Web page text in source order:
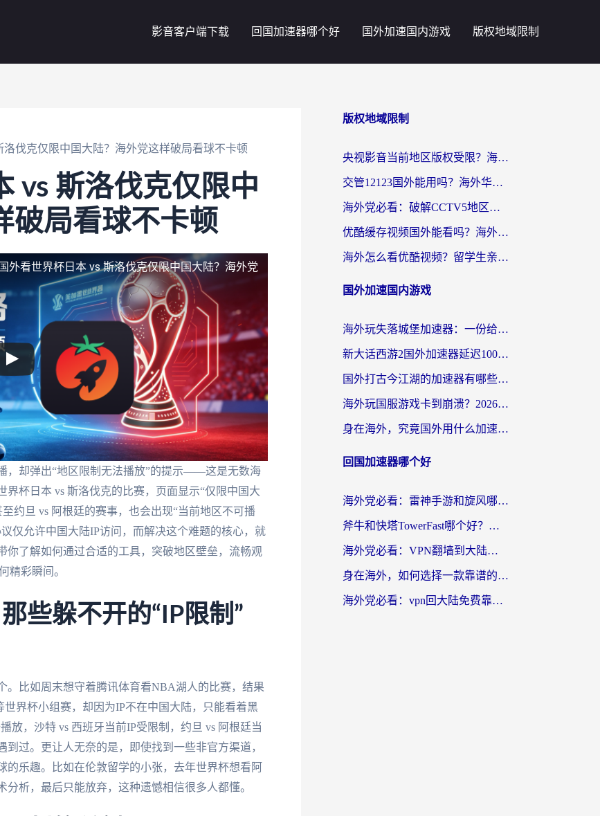
影音客户端下载 回国加速器哪个好 国外加速国内游戏 版权地域限制
洛伐克仅限中国大陆？海外党这样破局看球不卡顿
vs 斯洛伐克仅限中
破局看球不卡顿
外看世界杯日本 vs 斯洛伐克仅限中国大陆？海外党
，却弹出“地区限制无法播放”的提示——这是无数海
杯日本 vs 斯洛伐克的比赛，页面显示“仅限中国大
约旦 vs 阿根廷的赛事，也会出现“当前地区不可播
仅允许中国大陆IP访问，而解决这个难题的核心，就
了解如何通过合适的工具，突破地区壁垒，流畅观
精彩瞬间。
些躲不开的“IP限制”
。比如周末想守着腾讯体育看NBA湖人的比赛，结果
界杯小组赛，却因为IP不在中国大陆，只能看着黑
放，沙特 vs 西班牙当前IP受限制，约旦 vs 阿根廷当
过。更让人无奈的是，即使找到一些非官方渠道，
乐趣。比如在伦敦留学的小张，去年世界杯想看阿
析，最后只能放弃，这种遗憾相信很多人都懂。
版权地域限制
央视影音当前地区版权受限？海外党追剧看片的终极解决方案来了
交管12123国外能用吗？海外华人亲测有效的回国加速器选择指南
海外党必看：破解CCTV5地区限制，这样看欧洲杯奥运直播才够爽！
优酷缓存视频国外能看吗？海外党追剧看片的终极解决方案来了
海外怎么看优酷视频？留学生亲测有效的回国加速器选择指南
国外加速国内游戏
海外玩失落城堡加速器：一份给漂泊玩家的网络自救指南
新大话西游2国外加速器延迟100以下怎么办？海外党实测有效的低延迟指南
国外打古今江湖的加速器有哪些游戏？一个海外玩家的终极选择指南
海外玩国服游戏卡到崩溃？2026加速器免费推荐+实用指南（亲测有效）
身在海外，究竟国外用什么加速器打wow好？
回国加速器哪个好
海外党必看：雷神手游和旋风哪个好？3分钟选对回国加速器，无缝刷国内剧玩游戏
斧牛和快塔TowerFast哪个好？海外党如何选对回国加速器
海外党必看：VPN翻墙到大陆的实用指南——从看CCTV5到选加速器，一篇全搞定
身在海外，如何选择一款靠谱的加速国内网络的加速器？
海外党必看：vpn回大陆免费靠谱吗？3步选对加速器实现无缝刷国内资源